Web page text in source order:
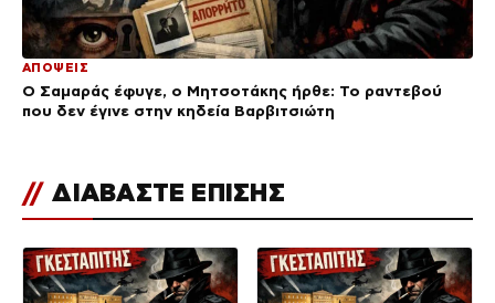
ΑΠΟΨΕΙΣ
Ο Σαμαράς έφυγε, ο Μητσοτάκης ήρθε: Το ραντεβού
που δεν έγινε στην κηδεία Βαρβιτσιώτη
// ΔΙΑΒΑΣΤΕ ΕΠΙΣΗΣ